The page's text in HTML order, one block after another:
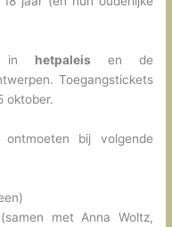
in hetpaleis en de
Toegangstickets
oktober.
bij volgende
met Anna Woltz,